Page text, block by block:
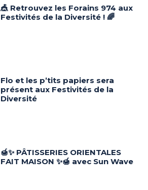
🎪 Retrouvez les Forains 974 aux
Festivités de la Diversité ! 🌈
Flo et les p’tits papiers sera
présent aux Festivités de la
Diversité
🍯✨ PÂTISSERIES ORIENTALES
FAIT MAISON ✨🍯 avec Sun Wave